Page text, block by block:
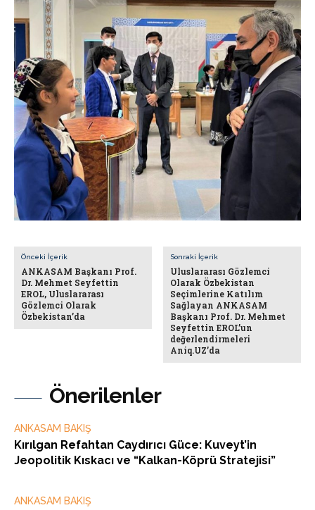
Önerilenler
ANKASAM BAKIŞ
Kırılgan Refahtan Caydırıcı Güce: Kuveyt’in
Jeopolitik Kıskacı ve “Kalkan-Köprü Stratejisi”
ANKASAM BAKIŞ
Önceki İçerik
ANKASAM Başkanı Prof.
Dr. Mehmet Seyfettin
EROL, Uluslararası
Gözlemci Olarak
Özbekistan’da
Sonraki İçerik
Uluslararası Gözlemci
Olarak Özbekistan
Seçimlerine Katılım
Sağlayan ANKASAM
Başkanı Prof. Dr. Mehmet
Seyfettin EROL’un
değerlendirmeleri
Aniq.UZ’da